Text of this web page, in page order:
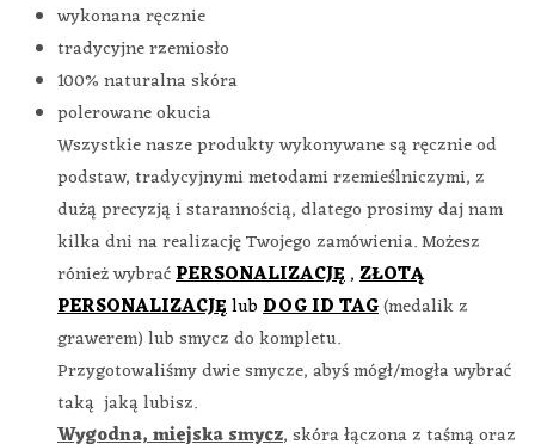
wykonana ręcznie
tradycyjne rzemiosło
100% naturalna skóra
polerowane okucia
Wszystkie nasze produkty wykonywane są ręcznie od
podstaw, tradycyjnymi metodami rzemieślniczymi, z
dużą precyzją i starannością, dlatego prosimy daj nam
kilka dni na realizację Twojego zamówienia. Możesz
rónież wybraćPERSONALIZACJĘ,ZŁOTĄ
PERSONALIZACJĘlubDOG ID TAG(medalik z
grawerem) lub smycz do kompletu.
Przygotowaliśmy dwie smycze, abyś mógł/mogła wybrać
taką jaką lubisz.
Wygodna, miejska smycz, skóra łączona z taśmą oraz